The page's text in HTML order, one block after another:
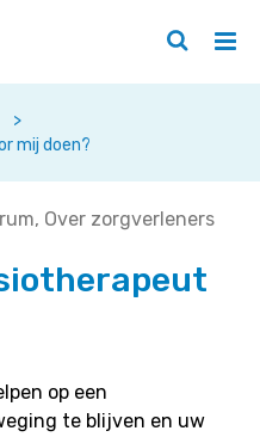
/
Zoeken
/
>
mij doen?
Over zorgverleners
op een
te blijven en uw